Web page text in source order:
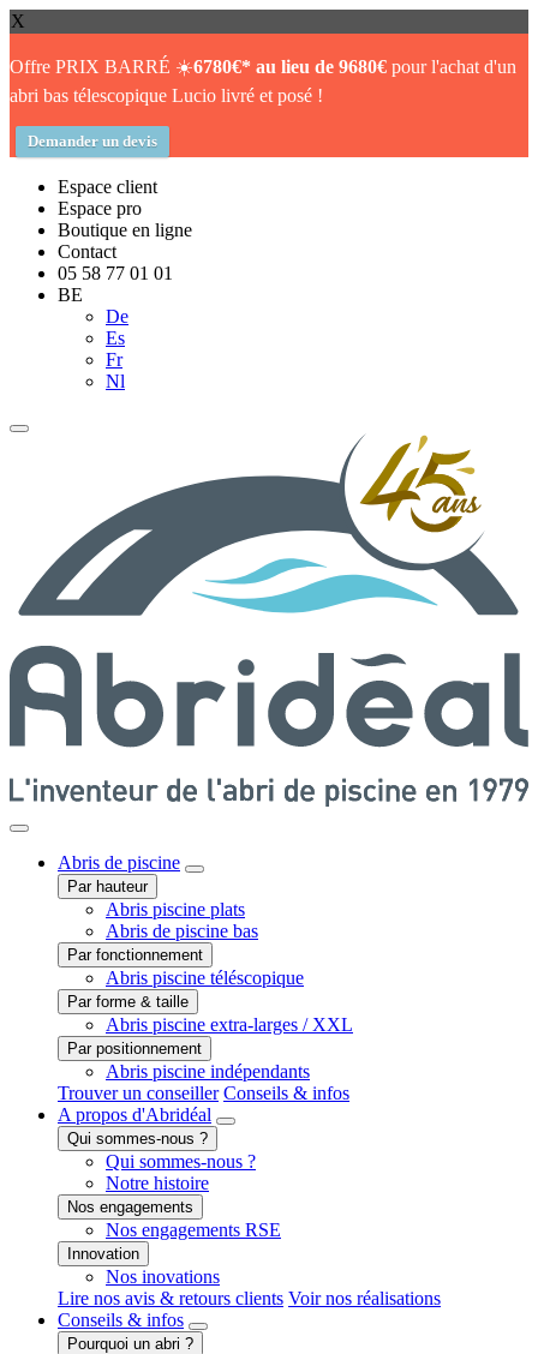
X
Offre PRIX BARRÉ ☀️6780€* au lieu de 9680€ pour l'achat d'un
abri bas télescopique Lucio livré et posé !
Demander un devis
Espace client
Espace pro
Boutique en ligne
Contact
05 58 77 01 01
BE
De
Es
Fr
Nl
Abris de piscine
Par hauteur
Abris piscine plats
Abris de piscine bas
Par fonctionnement
Abris piscine téléscopique
Par forme & taille
Abris piscine extra-larges / XXL
Par positionnement
Abris piscine indépendants
Trouver un conseiller Conseils & infos
A propos d'Abridéal
Qui sommes-nous ?
Qui sommes-nous ?
Notre histoire
Nos engagements
Nos engagements RSE
Innovation
Nos inovations
Lire nos avis & retours clients Voir nos réalisations
Conseils & infos
Pourquoi un abri ?